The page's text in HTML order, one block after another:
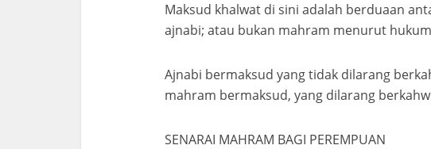
Maksud khalwat di sini adalah berduaan
ajnabi; atau bukan mahram menurut
Ajnabi bermaksud yang tidak dilarang
mahram bermaksud, yang dilarang
SENARAI MAHRAM BAGI PEREMPUAN